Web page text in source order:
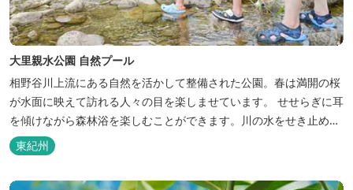
大里親水公園 自然プール
相野谷川上流にある自然を活かして整備された公園。春は満開の桜
が水面に映えて訪れる人々の目を楽しませています。 せせらぎに耳
を傾けながら森林浴を楽しむことができます。川の水をせき止めて
作った自然のプールでは、水泳が楽しめ、鮎やハヤなどの生態観察
など自然を満喫できます。 三重県おすすめ海水浴場ビーチ特集はこ
ちら🏖
東紀州